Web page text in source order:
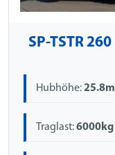
SP-TSTR 260
Hubhöhe:25.8m
Traglast:6000kg